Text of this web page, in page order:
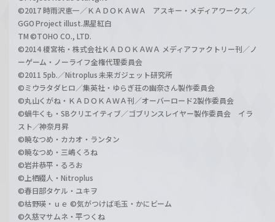
©2017 時雨沢恵一／ＫＡＤＯＫＡＷＡ アスキー・メディアワークス／
GGO Project illust.黒星紅白
TM ©TOHO CO., LTD.
©2014 榎宮祐・株式会社ＫＡＤＯＫＡＷＡ メディアファクトリー刊／ノ
ーゲーム・ノーライフ全権代理委員会
©2011 5pb.／Nitroplus 未来ガジェット研究所
©ミウラタダヒロ／集英社・ゆらぎ荘の幽奈さん製作委員会
©丸山くがね・ＫＡＤＯＫＡＷＡ刊／オーバーロード2製作委員会
©蝸牛くも・SBクリエイティブ／ゴブリンスレイヤー製作委員会 イラ
スト／神奈月昇
©暁なつめ・カカオ・ランタン
©暁なつめ・三嶋くろね
©岩井恭平・るろお
©上栖綴人・Nitroplus
©春日部タケル・ユキヲ
©枯野瑛・ｕｅ ©気がつけば毛玉・かにビーム
©久慈マサムネ・平つくね